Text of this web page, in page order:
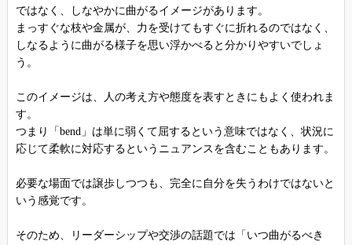
ではなく、しなやかに曲がるイメージがあります。
まっすぐな枝や金属が、力を受けてもすぐに折れるのではなく、
しなるように曲がる様子を思い浮かべると分かりやすいでしょ
う。
このイメージは、人の考え方や態度を表すときにもよく使われま
す。
つまり「bend」は単に弱くて屈するという意味ではなく、状況に
応じて柔軟に対応するというニュアンスを含むこともあります。
必要な場面では譲歩しつつも、完全に自分を失うわけではないと
いう感覚です。
そのため、リーダーシップや交渉の話題では「いつ曲がるべき